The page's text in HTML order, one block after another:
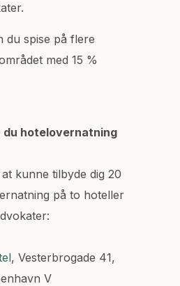
du spise på flere
med 15 %
du hotelovernatning
kunne tilbyde dig 20
på to hoteller
, Vesterbrogade 41,
V